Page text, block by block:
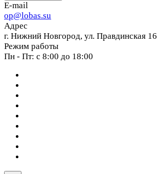
E-mail
op@lobas.su
Адрес
г. Нижний Новгород, ул. Правдинская 16
Режим работы
Пн - Пт: с 8:00 до 18:00